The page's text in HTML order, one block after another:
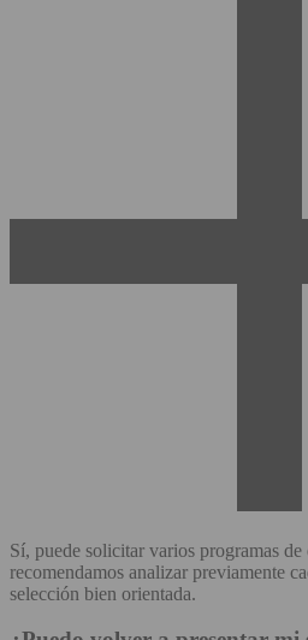
Sí, puede solicitar varios programas
recomendamos analizar previamente
selección bien orientada.